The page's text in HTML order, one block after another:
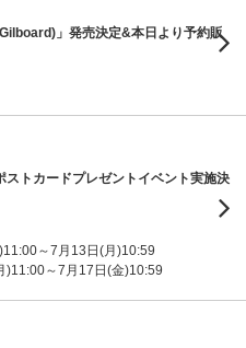
」発売決定&本日より予約販
トカードプレゼントイベント実施決
～7月13日(月)10:59
)11:00～7月17日(金)10:59